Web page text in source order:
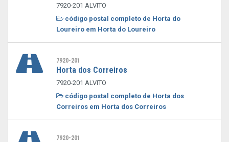
7920-201 ALVITO
código postal completo de Horta do
Loureiro em Horta do Loureiro
7920-201
Horta dos Correiros
7920-201 ALVITO
código postal completo de Horta dos
Correiros em Horta dos Correiros
7920-201